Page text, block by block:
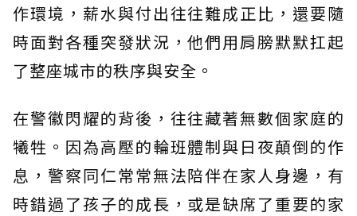
作環境，薪水與付出往往難成正比，還要隨
時面對各種突發狀況，他們用肩膀默默扛起
了整座城市的秩序與安全。
在警徽閃耀的背後，往往藏著無數個家庭的
犧牲。因為高壓的輪班體制與日夜顛倒的作
息，警察同仁常常無法陪伴在家人身邊，有
時錯過了孩子的成長，或是缺席了重要的家